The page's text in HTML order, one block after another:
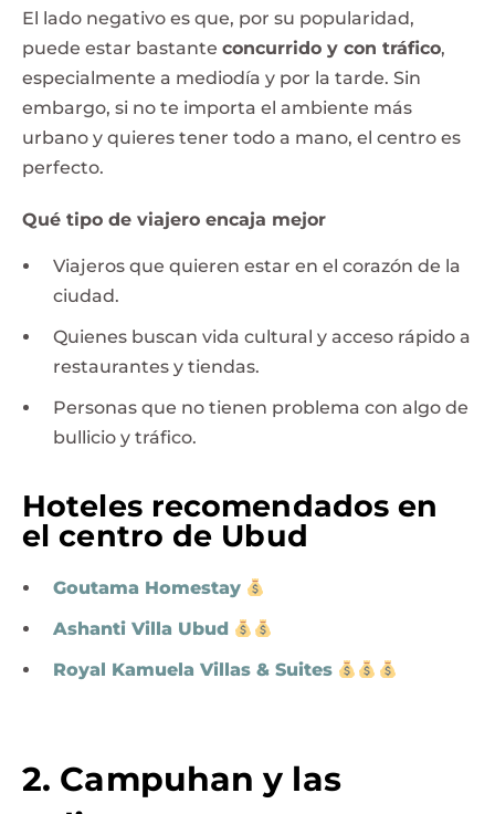
El lado negativo es que, por su popularidad,
puede estar bastante concurrido y con tráfico,
especialmente a mediodía y por la tarde. Sin
embargo, si no te importa el ambiente más
urbano y quieres tener todo a mano, el centro es
perfecto.
Qué tipo de viajero encaja mejor
Viajeros que quieren estar en el corazón de la
ciudad.
Quienes buscan vida cultural y acceso rápido a
restaurantes y tiendas.
Personas que no tienen problema con algo de
bullicio y tráfico.
Hoteles recomendados en
el centro de Ubud
Goutama Homestay
Ashanti Villa Ubud
Royal Kamuela Villas & Suites
2. Campuhan y las